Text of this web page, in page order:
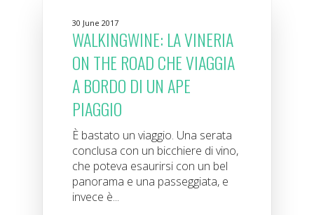
30 June 2017
WALKINGWINE: LA VINERIA
ON THE ROAD CHE VIAGGIA
A BORDO DI UN APE
PIAGGIO
È bastato un viaggio. Una serata
conclusa con un bicchiere di vino,
che poteva esaurirsi con un bel
panorama e una passeggiata, e
invece è...